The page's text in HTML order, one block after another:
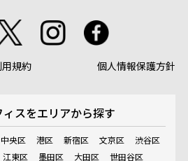
用規約 個人情報保護方針
スをエリアから探す
中央区 港区 新宿区 文京区
渋谷区
江東区 墨田区 大田区
世田谷区